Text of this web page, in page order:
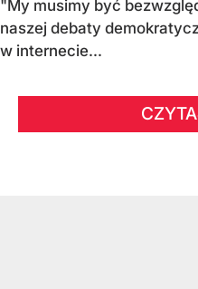
"My musimy być
naszej debaty
w internecie...